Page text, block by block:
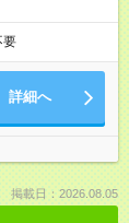
要
詳細へ
掲載日：2026.08.05